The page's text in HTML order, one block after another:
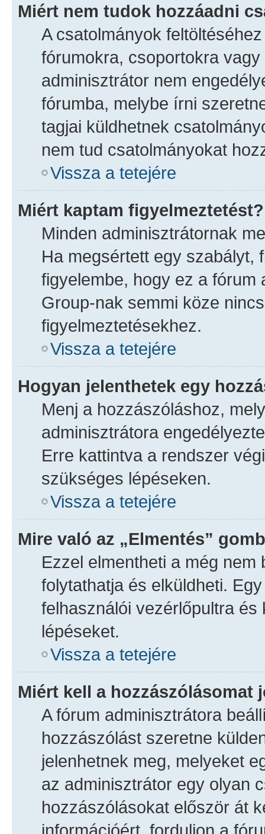
Miért nem tudok hozzáadni
A csatolmányok
fórumokra, csoportokra
adminisztrátor nem
fórumba, melybe írni
tagjai küldhetnek
nem tud csatolmányokat
Vissza a tetejére
Miért kaptam figyelmeztetést?
Minden adminisztrátornak
Ha megsértett egy szabályt,
figyelembe, hogy ez a fórum
Group-nak semmi köze
figyelmeztetésekhez.
Vissza a tetejére
Hogyan jelenthetek egy
Menj a hozzászóláshoz,
adminisztrátora
Erre kattintva a rendszer
szükséges lépéseken.
Vissza a tetejére
Mire való az „Elmentés”
Ezzel elmentheti a még
folytathatja és elküldheti.
felhasználói vezérlőpultra
lépéseket.
Vissza a tetejére
Miért kell a hozzászólásomat
A fórum adminisztrátora
hozzászólást szeretne
jelenhetnek meg, melyeket
az adminisztrátor egy olyan
hozzászólásokat először át
információért, forduljon a